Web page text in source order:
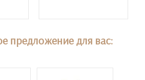
предложение для вас: